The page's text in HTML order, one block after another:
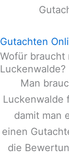
Gutachten
Wofür braucht
Luckenwalde?
Man
Luckenwalde
damit man
einen
die